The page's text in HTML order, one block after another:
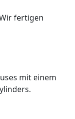
fertigen
mit einem